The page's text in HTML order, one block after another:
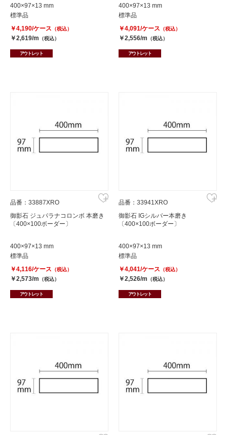
400×97×13 mm
標準品
￥4,190/ケース （税込）
￥2,619/m （税込）
アウトレット
400×97×13 mm
標準品
￥4,091/ケース （税込）
￥2,556/m （税込）
アウトレット
品番：33887XRO
御影石 ジュパラナコロンボ 本磨き
〔400×100ボーダー〕
400×97×13 mm
標準品
￥4,116/ケース （税込）
￥2,573/m （税込）
アウトレット
品番：33941XRO
御影石 IGシルバー本磨き
〔400×100ボーダー〕
400×97×13 mm
標準品
￥4,041/ケース （税込）
￥2,526/m （税込）
アウトレット